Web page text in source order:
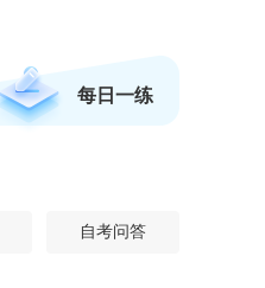
每日一练
自考问答